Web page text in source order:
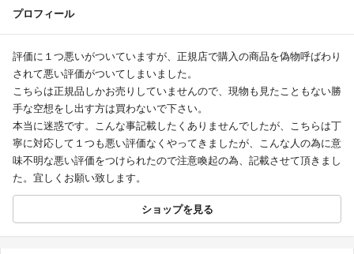
プロフィール
評価に１つ悪いがついていますが、正規店で購入の商品を偽物呼ばわり
されて悪い評価がついてしまいました。
こちらは正規品しかお売りしていませんので、現物も見たこともない勝
手な空想をし出す方は買わないで下さい。
本当に迷惑です。こんな事記載したくありませんでしたが、こちらは丁
寧に対応して１つも悪い評価なくやってきましたが、こんな人の為に意
味不明な悪い評価をつけられたので注意喚起の為、記載させて頂きまし
た。宜しくお願い致します。
ショップを見る